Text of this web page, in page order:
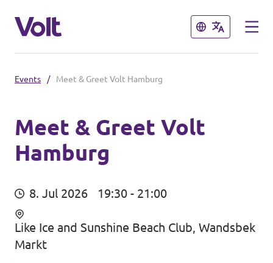
Schließen
Volt in Deutschland
Website
Volt in deinem Bundesland
Schließen
Programm
Menschen
Events / Meet & Greet Volt Hamburg
Meet & Greet Volt
Hamburg
8. Jul 2026 19:30 - 21:00
Like Ice and Sunshine Beach Club, Wandsbek
Markt